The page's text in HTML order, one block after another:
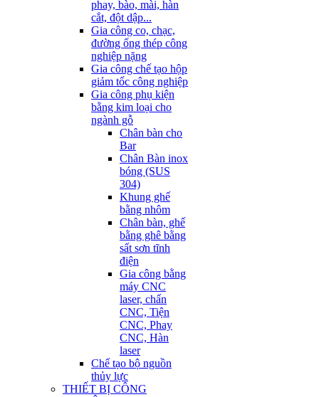
phay, bào, mài, hàn
cắt, đột dập...
Gia công co, chạc,
đường ống thép công
nghiệp nặng
Gia công chế tạo hộp
giảm tốc công nghiệp
Gia công phụ kiện
bằng kim loại cho
ngành gỗ
Chân bàn cho
Bar
Chân Bàn inox
bóng (SUS
304)
Khung ghế
bằng nhôm
Chân bàn, ghế
bằng ghê bằng
sất sơn tĩnh
điện
Gia công bằng
máy CNC
laser, chấn
CNC, Tiện
CNC, Phay
CNC, Hàn
laser
Chế tạo bộ nguồn
thủy lực
THIẾT BỊ CÔNG